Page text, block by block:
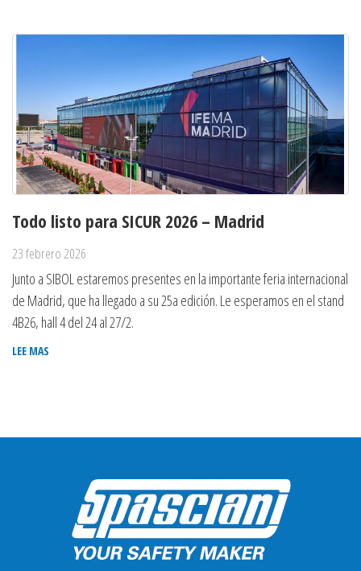
Todo listo para SICUR 2026 – Madrid
23 febrero 2026
Junto a SIBOL estaremos presentes en la importante feria internacional
de Madrid, que ha llegado a su 25a edición. Le esperamos en el stand
4B26, hall 4 del 24 al 27/2.
LEE MAS